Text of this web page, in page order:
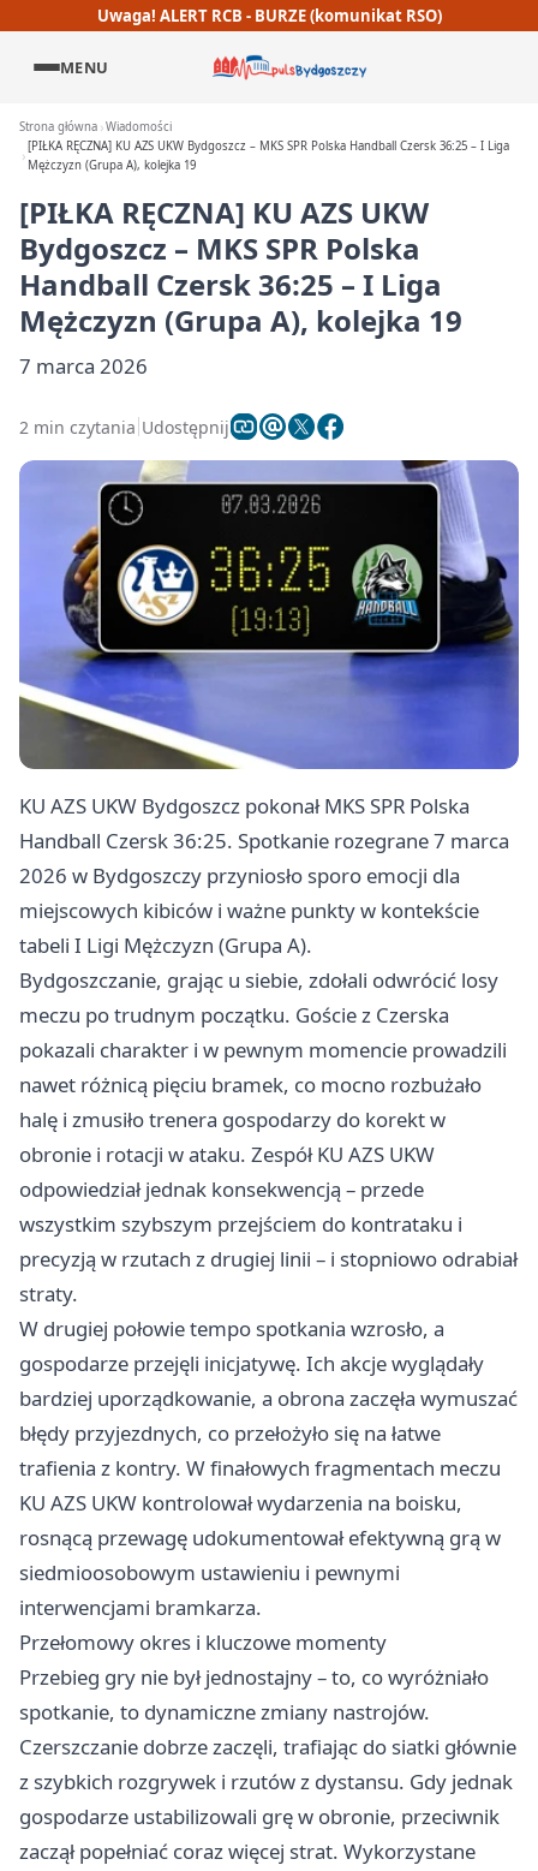
Uwaga! ALERT RCB - BURZE (komunikat RSO)
MENU
Strona główna Wiadomości
[PIŁKA RĘCZNA] KU AZS UKW Bydgoszcz – MKS SPR Polska Handball Czersk 36:25 – I Liga
Mężczyzn (Grupa A), kolejka 19
[PIŁKA RĘCZNA] KU AZS UKW
Bydgoszcz – MKS SPR Polska
Handball Czersk 36:25 – I Liga
Mężczyzn (Grupa A), kolejka 19
7 marca 2026
2 min czytania Udostępnij
KU AZS UKW Bydgoszcz pokonał MKS SPR Polska
Handball Czersk 36:25. Spotkanie rozegrane 7 marca
2026 w Bydgoszczy przyniosło sporo emocji dla
miejscowych kibiców i ważne punkty w kontekście
tabeli I Ligi Mężczyzn (Grupa A).
Bydgoszczanie, grając u siebie, zdołali odwrócić losy
meczu po trudnym początku. Goście z Czerska
pokazali charakter i w pewnym momencie prowadzili
nawet różnicą pięciu bramek, co mocno rozbużało
halę i zmusiło trenera gospodarzy do korekt w
obronie i rotacji w ataku. Zespół KU AZS UKW
odpowiedział jednak konsekwencją – przede
wszystkim szybszym przejściem do kontrataku i
precyzją w rzutach z drugiej linii – i stopniowo odrabiał
straty.
W drugiej połowie tempo spotkania wzrosło, a
gospodarze przejęli inicjatywę. Ich akcje wyglądały
bardziej uporządkowanie, a obrona zaczęła wymuszać
błędy przyjezdnych, co przełożyło się na łatwe
trafienia z kontry. W finałowych fragmentach meczu
KU AZS UKW kontrolował wydarzenia na boisku,
rosnącą przewagę udokumentował efektywną grą w
siedmioosobowym ustawieniu i pewnymi
interwencjami bramkarza.
Przełomowy okres i kluczowe momenty
Przebieg gry nie był jednostajny – to, co wyróżniało
spotkanie, to dynamiczne zmiany nastrojów.
Czerszczanie dobrze zaczęli, trafiając do siatki głównie
z szybkich rozgrywek i rzutów z dystansu. Gdy jednak
gospodarze ustabilizowali grę w obronie, przeciwnik
zaczął popełniać coraz więcej strat. Wykorzystane